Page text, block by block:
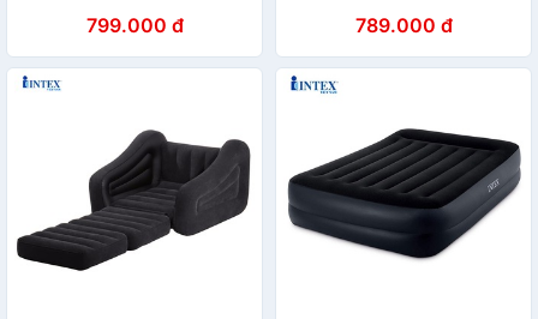
đầu INTEX 64142
799.000 đ
bảo hành 1 năm chính hãng
INTEX
789.000 đ